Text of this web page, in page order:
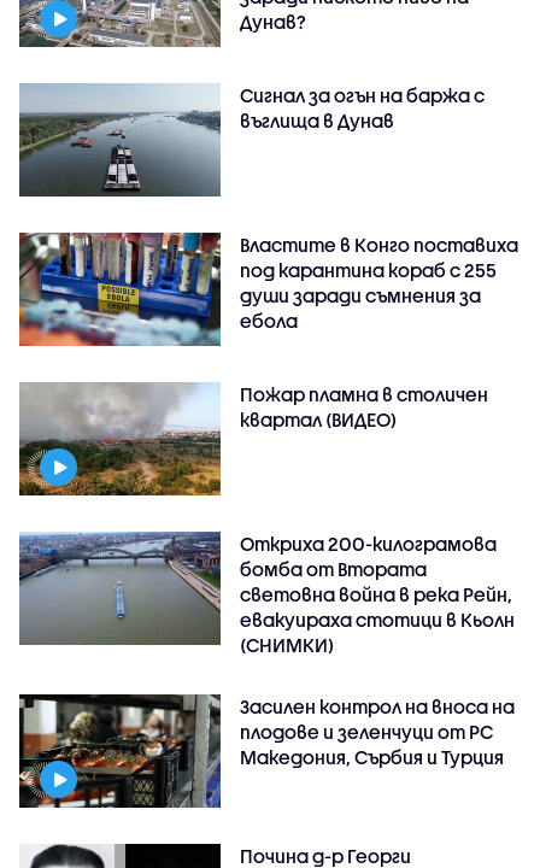
Дунав?
Сигнал за огън на баржа с
въглища в Дунав
Властите в Конго поставиха
под карантина кораб с 255
души заради съмнения за
ебола
Пожар пламна в столичен
квартал (ВИДЕО)
Откриха 200-килограмова
бомба от Втората
световна война в река Рейн,
евакуираха стотици в Кьолн
(СНИМКИ)
Засилен контрол на вноса на
плодове и зеленчуци от РС
Македония, Сърбия и Турция
Почина д-р Георги